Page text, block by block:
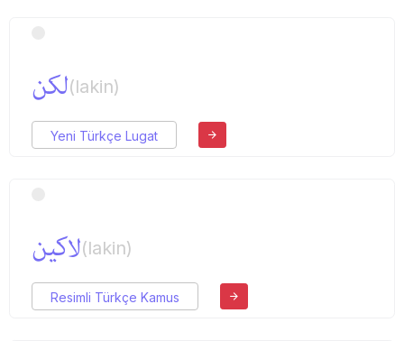
لكن(lakin)
Yeni Türkçe Lugat
لاكین(lakin)
Resimli Türkçe Kamus